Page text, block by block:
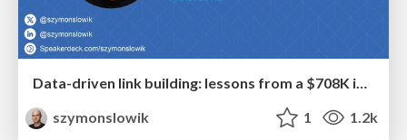
Data-driven link building: lessons from a $708K investment (BrightonSEO talk)
szymonslowik
1 1.2k